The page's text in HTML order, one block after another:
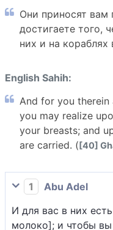
Они приносят вам
достигаете того,
них и на кораблях
English Sahih:
And for you
you may realize
your breasts; and
are carried. ([40]
1
Abu Adel
И для вас в них
молоко]; и чтобы вы